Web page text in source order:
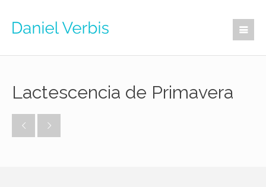
Lactescencia de Primavera